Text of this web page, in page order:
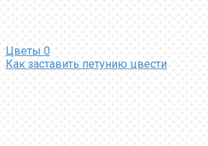
Цветы 0
Как заставить петунию цвести